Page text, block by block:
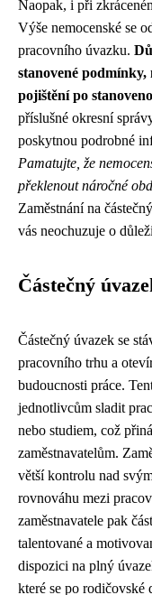
Naopak, i při
Výše nemocenské se
pracovního úvazku.
stanovené podmínky,
pojištění po
příslušné okresní
poskytnou podrobné
Pamatujte, že
překlenout náročné
Zaměstnání na
vás neochuzuje o
Částečný
Částečný úvazek se
pracovního trhu a
budoucnosti práce.
jednotlivcům sladit
nebo studiem, což
zaměstnavatelům.
větší kontrolu nad
rovnováhu mezi
zaměstnavatele pak
talentované a
dispozici na plný
které se po rodičovské